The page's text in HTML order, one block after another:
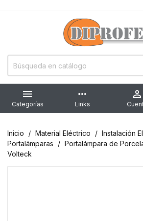

Categorías
more_horiz
Links

Inicio Material Eléctrico
Instalación
Portalámparas
Portalámpara de
Volteck